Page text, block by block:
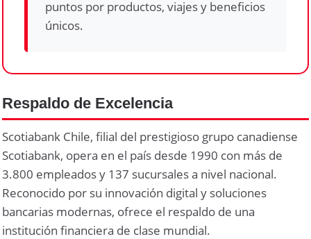
puntos por productos, viajes y beneficios
únicos.
Respaldo de Excelencia
Scotiabank Chile, filial del prestigioso grupo canadiense
Scotiabank, opera en el país desde 1990 con más de
3.800 empleados y 137 sucursales a nivel nacional.
Reconocido por su innovación digital y soluciones
bancarias modernas, ofrece el respaldo de una
institución financiera de clase mundial.